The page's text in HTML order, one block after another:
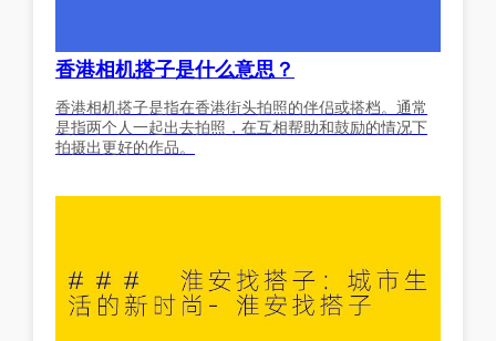
香港相机搭子是什么意思？
香港相机搭子是指在香港街头拍照的伴侣或搭档。通常
是指两个人一起出去拍照，在互相帮助和鼓励的情况下
拍摄出更好的作品。